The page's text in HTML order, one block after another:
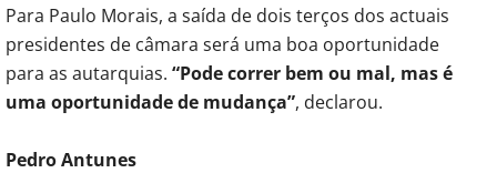
Para Paulo Morais, a saída de dois terços dos actuais
presidentes de câmara será uma boa oportunidade
para as autarquias. “Pode correr bem ou mal, mas é
uma oportunidade de mudança”, declarou.
Pedro Antunes